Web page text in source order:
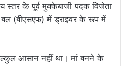
स्तर के पूर्व मुक्केबाजी पदक विजेता
बल (बीएसएफ) में ड्राइवर के रूप में
आसान नहीं था। मां बनने के